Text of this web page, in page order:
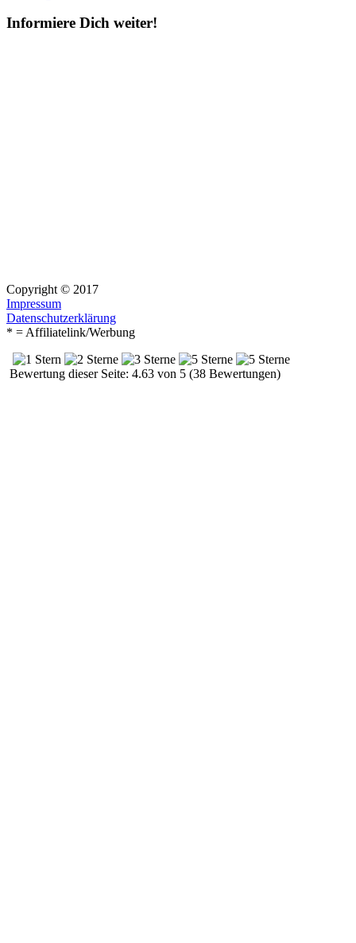
Informiere Dich weiter!
Copyright © 2017
Impressum
Datenschutzerklärung
* = Affiliatelink/Werbung
Bewertung dieser Seite: 4.63 von 5 (38 Bewertungen)